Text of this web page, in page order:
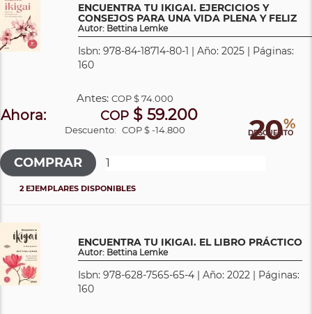
ENCUENTRA TU IKIGAI. EJERCICIOS Y
CONSEJOS PARA UNA VIDA PLENA Y FELIZ
Autor: Bettina Lemke
Isbn: 978-84-18714-80-1 | Año: 2025 | Páginas:
160
20%
DESCUENTO
Antes: COP$ 74.000
Ahora: COP $ 59.200
Descuento: COP $ -14.800
2 EJEMPLARES DISPONIBLES
ENCUENTRA TU IKIGAI. EL LIBRO PRÁCTICO
Autor: Bettina Lemke
Isbn: 978-628-7565-65-4 | Año: 2022 | Páginas:
160